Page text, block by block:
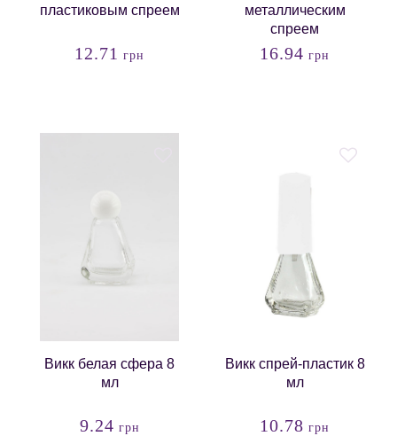
пластиковым спреем
12.71 грн
металлическим
спреем
16.94 грн
Викк белая сфера 8
мл
9.24 грн
Викк спрей-пластик 8
мл
10.78 грн